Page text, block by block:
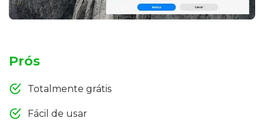
Prós
Totalmente grátis
Fácil de usar